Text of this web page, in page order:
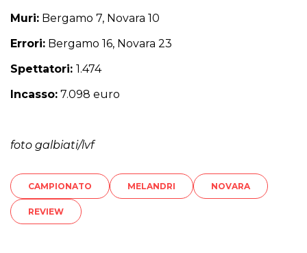
Muri: Bergamo 7, Novara 10
Errori: Bergamo 16, Novara 23
Spettatori: 1.474
Incasso: 7.098 euro
foto galbiati/lvf
CAMPIONATO MELANDRI NOVARA
REVIEW